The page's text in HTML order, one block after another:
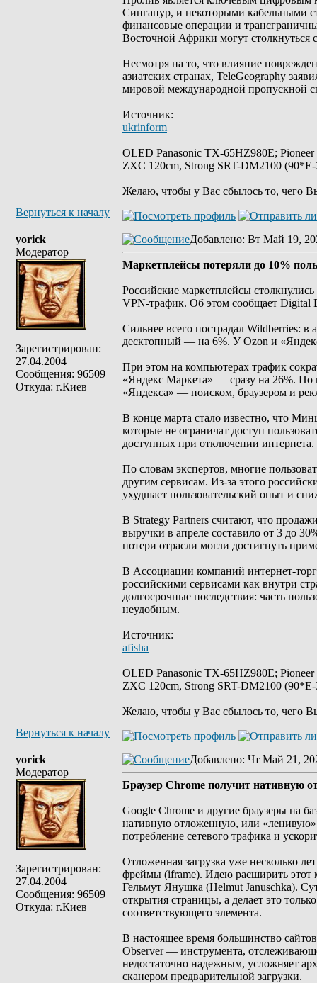
Сингапур, и некоторыми кабельными
финансовые операции и
Восточной Африки могут столкнуться
Несмотря на то, что влияние
азиатских странах, TeleGeography
мировой международной пропускной
Источник:
ukrinform
OLED Panasonic TX-65HZ980E;
ZXC 120cm, Strong SRT-DM2100
Желаю, чтобы у Вас сбылось то, чего
Вернуться к началу
yorick
Модератор
Зарегистрирован:
27.04.2004
Сообщения: 96509
Откуда: г.Киев
Добавлено: Вт Май 19,
Маркетплейсы потеряли до 10%
Российские маркетплейсы
VPN-трафик. Об этом сообщает Digital
Сильнее всего пострадал Wildberries:
десктопный — на 6%. У Ozon и
При этом на компьютерах трафик
«Яндекс Маркета» — сразу на 26%. По
«Яндекса» — поиском, браузером и
В конце марта стало известно, что
которые не ограничат доступ
доступных при отключении интернета.
По словам экспертов, многие
другим сервисам. Из-за этого
ухудшает пользовательский опыт и
В Strategy Partners считают, что
выручки в апреле составило от 3 до
потери отрасли могли достигнуть
В Ассоциации компаний интернет-
российскими сервисами как внутри
долгосрочные последствия: часть
неудобным.
Источник:
afisha
OLED Panasonic TX-65HZ980E;
ZXC 120cm, Strong SRT-DM2100
Желаю, чтобы у Вас сбылось то, чего
Вернуться к началу
yorick
Модератор
Зарегистрирован:
27.04.2004
Сообщения: 96509
Откуда: г.Киев
Добавлено: Чт Май 21,
Браузер Chrome получит нативную
Google Chrome и другие браузеры на
нативную отложенную, или «ленивую»
потребление сетевого трафика и
Отложенная загрузка уже несколько
фреймы (iframe). Идею расширить этот
Гельмут Янушка (Helmut Januschka).
открытия страницы, а делает это
соответствующего элемента.
В настоящее время большинство
Observer — инструмента,
недостаточно надежным, усложняет
сканером предварительной загрузки.